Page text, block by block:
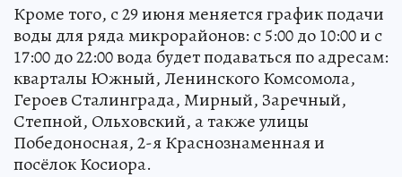
Кроме того, с 29 июня меняется график подачи
воды для ряда микрорайонов: с 5:00 до 10:00 и с
17:00 до 22:00 вода будет подаваться по адресам:
кварталы Южный, Ленинского Комсомола,
Героев Сталинграда, Мирный, Заречный,
Степной, Ольховский, а также улицы
Победоносная, 2-я Краснознаменная и
посёлок Косиора.